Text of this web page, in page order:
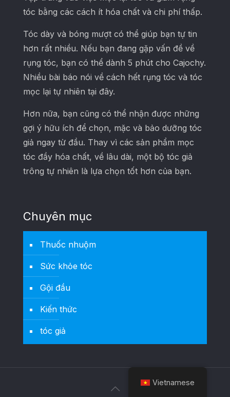
tóc bằng các cách ít hóa chất và chi phí thấp.
Tóc dày và bóng mượt có thể giúp bạn tự tin
hơn rất nhiều. Nếu bạn đang gặp vấn đề về
rụng tóc, bạn có thể dành 5 phút cho Cajochy.
Nhiều bài báo nói về cách hết rụng tóc và tóc
mọc lại tự nhiên tại đây.
Hơn nữa, bạn cũng có thể nhận được những
gợi ý hữu ích để chọn, mặc và bảo dưỡng tóc
giả ngay từ đầu. Thay vì các sản phẩm mọc
tóc đầy hóa chất, về lâu dài, một bộ tóc giả
trông tự nhiên là lựa chọn tốt hơn của bạn.
Chuyên mục
Thuốc nhuộm
Sức khỏe tóc
Gội đầu
Kiến thức
tóc giả
Vietnamese